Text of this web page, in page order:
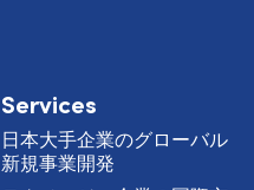
Services
日本大手企業のグローバル
新規事業開発